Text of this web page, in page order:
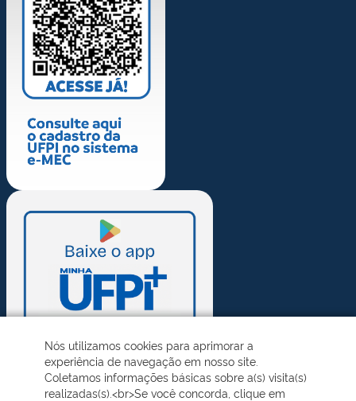
Nós utilizamos cookies para aprimorar a
experiência de navegação em nosso site.
Coletamos informações básicas sobre a(s) visita(s)
realizadas(s).<br>Se você concorda, clique em